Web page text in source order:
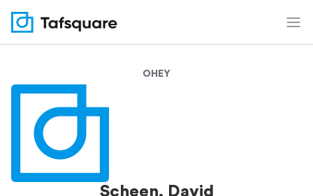
OHEY
Scheen, David